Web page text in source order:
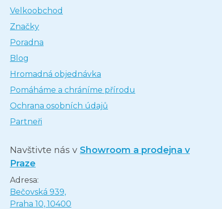
Velkoobchod
Značky
Poradna
Blog
Hromadná objednávka
Pomáháme a chráníme přírodu
Ochrana osobních údajů
Partneři
Navštivte nás v Showroom a prodejna v
Praze
Adresa:
Bečovská 939,
Praha 10, 10400